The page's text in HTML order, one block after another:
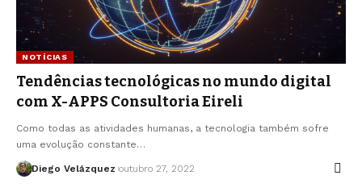
NOTÍCIAS
Tendências tecnológicas no mundo digital
com X-APPS Consultoria Eireli
Como todas as atividades humanas, a tecnologia também sofre
uma evolução constante…
Diego Velázquez outubro 27, 2022